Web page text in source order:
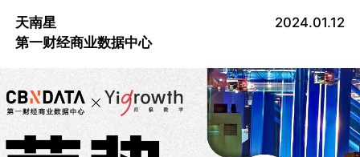
天南星
第一财经商业数据中心
2024.01.12